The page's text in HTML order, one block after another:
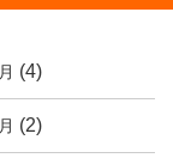
(4)
(2)